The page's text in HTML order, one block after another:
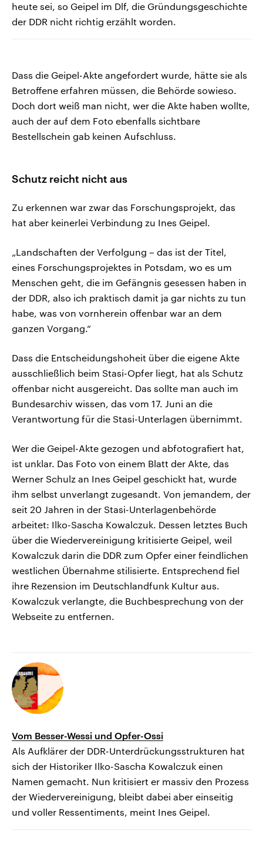
heute sei, so Geipel im Dlf, die Gründungsgeschichte
der DDR nicht richtig erzählt worden.
Dass die Geipel-Akte angefordert wurde, hätte sie als
Betroffene erfahren müssen, die Behörde sowieso.
Doch dort weiß man nicht, wer die Akte haben wollte,
auch der auf dem Foto ebenfalls sichtbare
Bestellschein gab keinen Aufschluss.
Schutz reicht nicht aus
Zu erkennen war zwar das Forschungsprojekt, das
hat aber keinerlei Verbindung zu Ines Geipel.
„Landschaften der Verfolgung – das ist der Titel,
eines Forschungsprojektes in Potsdam, wo es um
Menschen geht, die im Gefängnis gesessen haben in
der DDR, also ich praktisch damit ja gar nichts zu tun
habe, was von vornherein offenbar war an dem
ganzen Vorgang.“
Dass die Entscheidungshoheit über die eigene Akte
ausschließlich beim Stasi-Opfer liegt, hat als Schutz
offenbar nicht ausgereicht. Das sollte man auch im
Bundesarchiv wissen, das vom 17. Juni an die
Verantwortung für die Stasi-Unterlagen übernimmt.
Wer die Geipel-Akte gezogen und abfotografiert hat,
ist unklar. Das Foto von einem Blatt der Akte, das
Werner Schulz an Ines Geipel geschickt hat, wurde
ihm selbst unverlangt zugesandt. Von jemandem, der
seit 20 Jahren in der Stasi-Unterlagenbehörde
arbeitet: Ilko-Sascha Kowalczuk. Dessen letztes Buch
über die Wiedervereinigung kritisierte Geipel, weil
Kowalczuk darin die DDR zum Opfer einer feindlichen
westlichen Übernahme stilisierte. Entsprechend fiel
ihre Rezension im Deutschlandfunk Kultur aus.
Kowalczuk verlangte, die Buchbesprechung von der
Webseite zu entfernen.
Vom Besser-Wessi und Opfer-Ossi
Als Aufklärer der DDR-Unterdrückungsstrukturen hat
sich der Historiker Ilko-Sascha Kowalczuk einen
Namen gemacht. Nun kritisiert er massiv den Prozess
der Wiedervereinigung, bleibt dabei aber einseitig
und voller Ressentiments, meint Ines Geipel.